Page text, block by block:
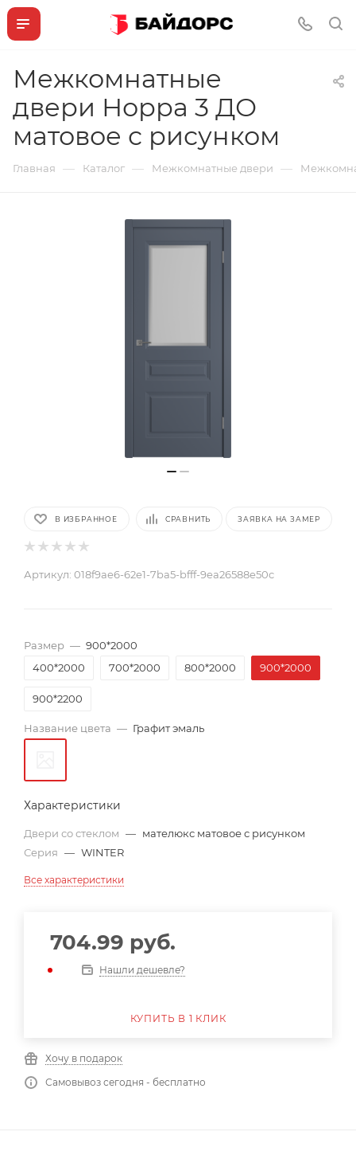
Межкомнатные
двери Норра 3 ДО
матовое с рисунком
Главная — Каталог — Межкомнатные двери —
В ИЗБРАННОЕ СРАВНИТЬ ЗАЯВКА НА ЗАМЕР
Артикул: 018f9ae6-62e1-7ba5-bfff-9ea26588e50c
Размер — 900*2000
400*2000
700*2000 800*2000 900*2000
900*2200
Название цвета — Графит эмаль
Характеристики
Двери со стеклом — мателюкс матовое с рисунком
Серия — WINTER
Все характеристики
704.99 руб.
Нашли дешевле?
КУПИТЬ В 1 КЛИК
Хочу в подарок
Самовывоз сегодня - бесплатно